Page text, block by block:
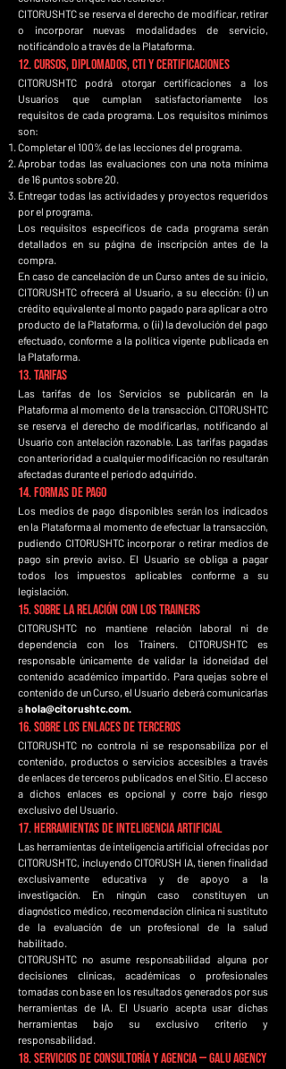
CITORUSHTC se reserva el derecho de modificar, retirar
o incorporar nuevas modalidades de servicio,
notificándolo a través de la Plataforma.
12. Cursos, Diplomados, CTI y Certificaciones
CITORUSHTC podrá otorgar certificaciones a los
Usuarios que cumplan satisfactoriamente los
requisitos de cada programa. Los requisitos mínimos
son:
Completar el 100% de las lecciones del programa.
Aprobar todas las evaluaciones con una nota mínima
de 16 puntos sobre 20.
Entregar todas las actividades y proyectos requeridos
por el programa.
Los requisitos específicos de cada programa serán
detallados en su página de inscripción antes de la
compra.
En caso de cancelación de un Curso antes de su inicio,
CITORUSHTC ofrecerá al Usuario, a su elección: (i) un
crédito equivalente al monto pagado para aplicar a otro
producto de la Plataforma, o (ii) la devolución del pago
efectuado, conforme a la política vigente publicada en
la Plataforma.
13. Tarifas
Las tarifas de los Servicios se publicarán en la
Plataforma al momento de la transacción. CITORUSHTC
se reserva el derecho de modificarlas, notificando al
Usuario con antelación razonable. Las tarifas pagadas
con anterioridad a cualquier modificación no resultarán
afectadas durante el período adquirido.
14. Formas de Pago
Los medios de pago disponibles serán los indicados
en la Plataforma al momento de efectuar la transacción,
pudiendo CITORUSHTC incorporar o retirar medios de
pago sin previo aviso. El Usuario se obliga a pagar
todos los impuestos aplicables conforme a su
legislación.
15. Sobre la Relación con los Trainers
CITORUSHTC no mantiene relación laboral ni de
dependencia con los Trainers. CITORUSHTC es
responsable únicamente de validar la idoneidad del
contenido académico impartido. Para quejas sobre el
contenido de un Curso, el Usuario deberá comunicarlas
ahola@citorushtc.com.
16. Sobre los Enlaces de Terceros
CITORUSHTC no controla ni se responsabiliza por el
contenido, productos o servicios accesibles a través
de enlaces de terceros publicados en el Sitio. El acceso
a dichos enlaces es opcional y corre bajo riesgo
exclusivo del Usuario.
17. Herramientas de Inteligencia Artificial
Las herramientas de inteligencia artificial ofrecidas por
CITORUSHTC, incluyendo CITORUSH IA, tienen finalidad
exclusivamente educativa y de apoyo a la
investigación. En ningún caso constituyen un
diagnóstico médico, recomendación clínica ni sustituto
de la evaluación de un profesional de la salud
habilitado.
CITORUSHTC no asume responsabilidad alguna por
decisiones clínicas, académicas o profesionales
tomadas con base en los resultados generados por sus
herramientas de IA. El Usuario acepta usar dichas
herramientas bajo su exclusivo criterio y
responsabilidad.
18. Servicios de Consultoría y Agencia — Galu Agency